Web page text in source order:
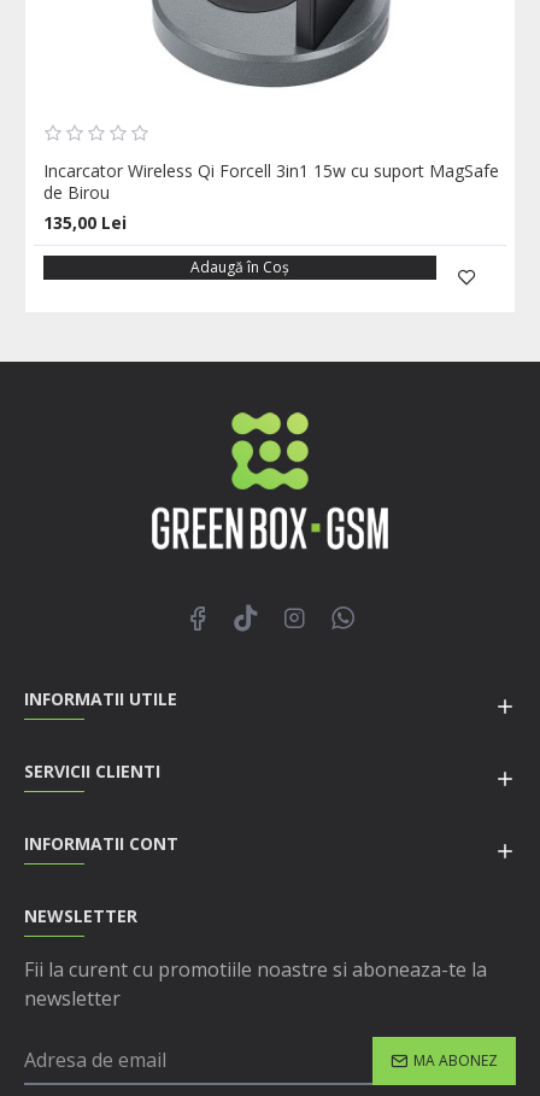
Incarcator Wireless Qi Forcell 3in1 15w cu suport MagSafe
de Birou
135,00 Lei
Adaugă în Coş
INFORMATII UTILE
SERVICII CLIENTI
INFORMATII CONT
NEWSLETTER
Fii la curent cu promotiile noastre si aboneaza-te la
newsletter
MA ABONEZ